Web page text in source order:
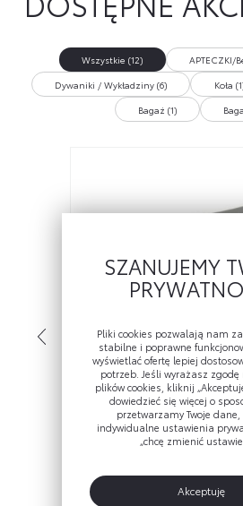
Wszystkie (12)
APTECZKI/
Dywaniki / Wykładziny (6)
Koła
Bagaż (1)
Apteczka
Zobacz szczegóły
SZANUJEMY
Pliki cookies pozwalają nam
stabilne i poprawne
wyświetlać ofertę lepiej
potrzeb. Jeśli wyrażasz
plików cookies, kliknij
dowiedzieć się więcej o
przetwarzamy Twoje
indywidualne ustawienia
„chcę zmienić
Akceptuję